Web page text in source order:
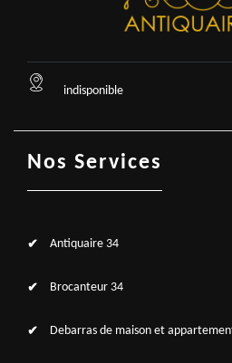
indisponible
Nos Services
Antiquaire 34
Brocanteur 34
Debarras de maison et